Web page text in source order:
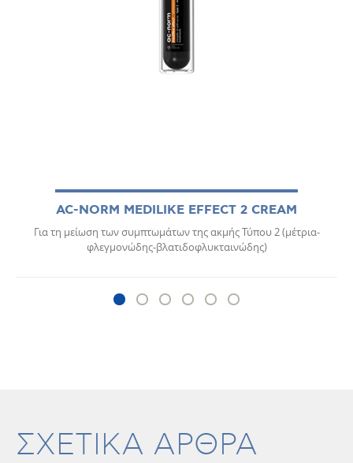
AC-NORM MEDILIKE EFFECT 2 CREAM
Για τη μείωση των συμπτωμάτων της ακμής Τύπου 2 (μέτρια-
φλεγμονώδης-βλατιδοφλυκταινώδης)
ΣΧΕΤΙΚΑ ΑΡΘΡΑ